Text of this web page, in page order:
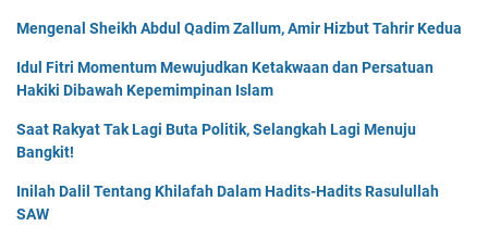
Mengenal Sheikh Abdul Qadim Zallum, Amir Hizbut Tahrir Kedua
Idul Fitri Momentum Mewujudkan Ketakwaan dan Persatuan
Hakiki Dibawah Kepemimpinan Islam
Saat Rakyat Tak Lagi Buta Politik, Selangkah Lagi Menuju
Bangkit!
Inilah Dalil Tentang Khilafah Dalam Hadits-Hadits Rasulullah
SAW